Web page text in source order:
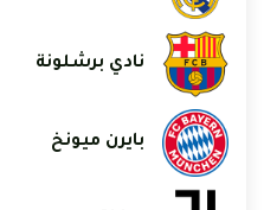
نادي برشلونة
بايرن ميونخ